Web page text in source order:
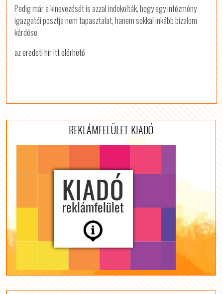
Pedig már a kinevezését is azzal indokolták, hogy egy intézmény
igazgatói posztja nem tapasztalat, hanem sokkal inkább bizalom
kérdése
az eredeti hír itt elérhető
REKLÁMFELÜLET KIADÓ